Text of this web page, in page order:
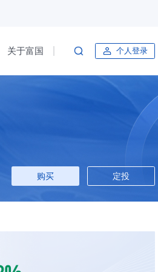
个人登录
关于富国
购买 定投